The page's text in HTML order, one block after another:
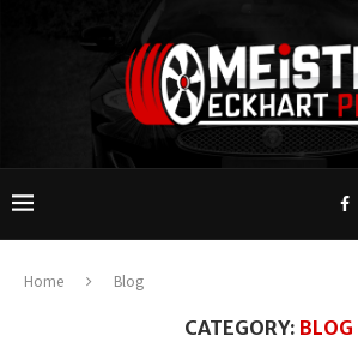
Home Blog
CATEGORY: BLOG